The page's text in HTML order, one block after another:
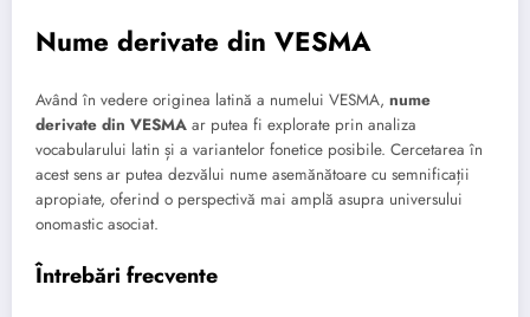
Nume derivate din VESMA
Având în vedere originea latină a numelui VESMA, nume
derivate din VESMA ar putea fi explorate prin analiza
vocabularului latin și a variantelor fonetice posibile. Cercetarea în
acest sens ar putea dezvălui nume asemănătoare cu semnificații
apropiate, oferind o perspectivă mai amplă asupra universului
onomastic asociat.
Întrebări frecvente